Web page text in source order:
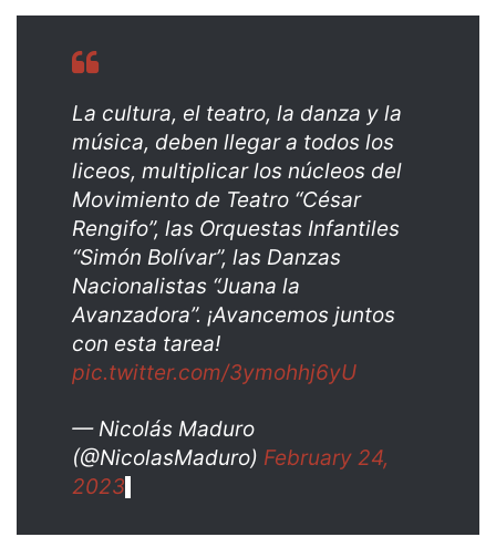
La cultura, el teatro, la danza y la
música, deben llegar a todos los
liceos, multiplicar los núcleos del
Movimiento de Teatro “César
Rengifo”, las Orquestas Infantiles
“Simón Bolívar”, las Danzas
Nacionalistas “Juana la
Avanzadora”. ¡Avancemos juntos
con esta tarea!
pic.twitter.com/3ymohhj6yU
— Nicolás Maduro
(@NicolasMaduro) February 24,
2023